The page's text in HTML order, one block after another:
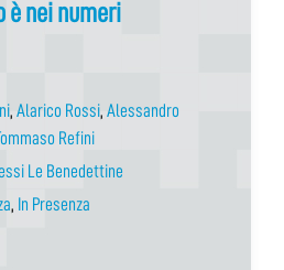
è nei numeri
, Alarico Rossi, Alessandro
Refini
Le Benedettine
, In Presenza